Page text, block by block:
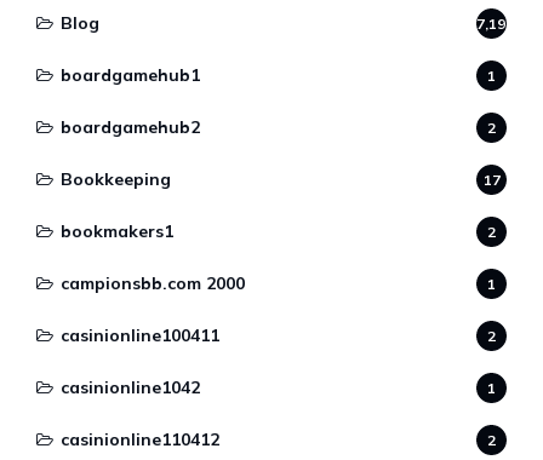
Blog 7,190
boardgamehub1 1
boardgamehub2 2
Bookkeeping 17
bookmakers1 2
campionsbb.com 2000 1
casinionline100411 2
casinionline1042 1
casinionline110412 2